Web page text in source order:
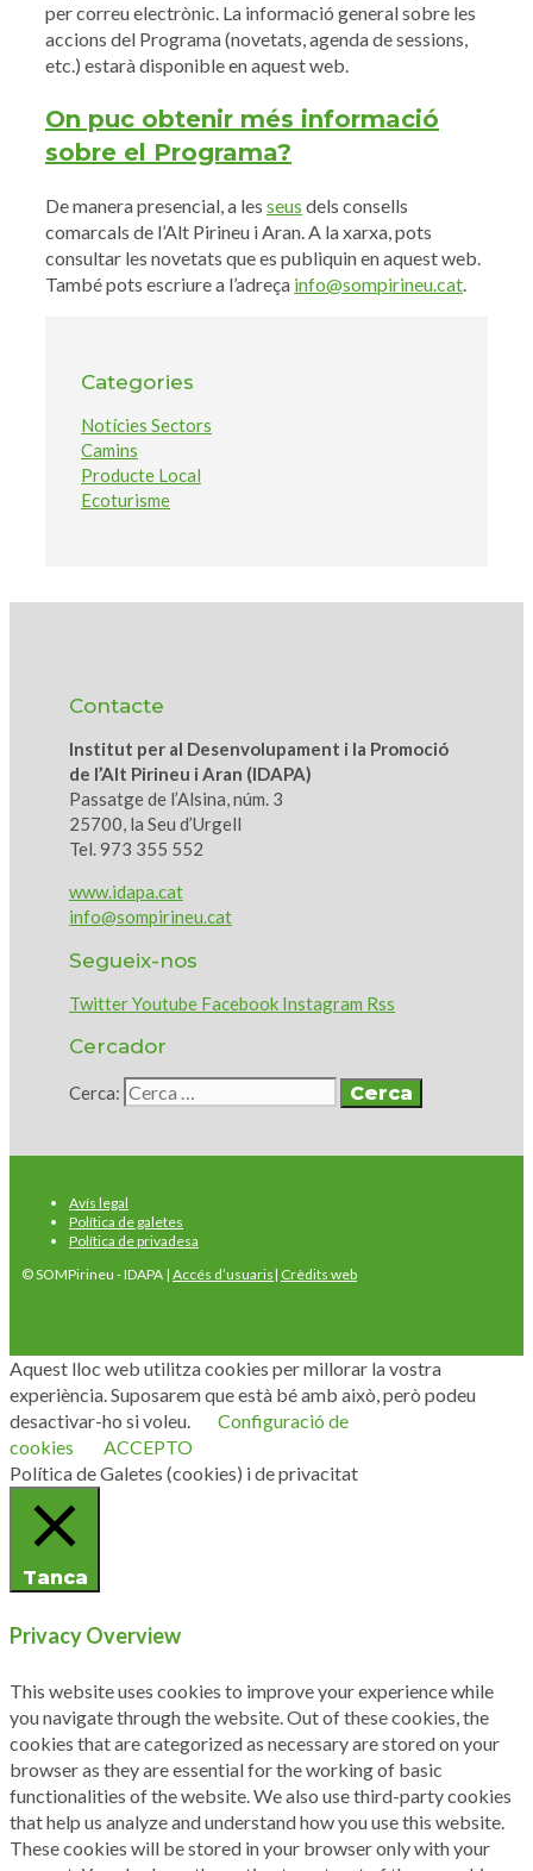
per correu electrònic. La informació general sobre les
accions del Programa (novetats, agenda de sessions,
etc.) estarà disponible en aquest web.
On puc obtenir més informació
sobre el Programa?
De manera presencial, a les seus dels consells
comarcals de l’Alt Pirineu i Aran. A la xarxa, pots
consultar les novetats que es publiquin en aquest web.
També pots escriure a l’adreça info@sompirineu.cat.
Categories
Notícies Sectors
Camins
Producte Local
Ecoturisme
Contacte
Institut per al Desenvolupament i la Promoció
de l’Alt Pirineu i Aran (IDAPA)
Passatge de l’Alsina, núm. 3
25700, la Seu d’Urgell
Tel. 973 355 552
www.idapa.cat
info@sompirineu.cat
Segueix-nos
TwitterYoutube Facebook Instagram Rss
Cercador
Cerca:
Avís legal
Política de galetes
Política de privadesa
© SOMPirineu - IDAPA | Accés d’usuaris| Crèdits web
Aquest lloc web utilitza cookies per millorar la vostra
experiència. Suposarem que està bé amb això, però podeu
desactivar-ho si voleu.
Configuració de
cookies
ACCEPTO
Política de Galetes (cookies) i de privacitat
Tanca
Privacy Overview
This website uses cookies to improve your experience while
you navigate through the website. Out of these cookies, the
cookies that are categorized as necessary are stored on your
browser as they are essential for the working of basic
functionalities of the website. We also use third-party cookies
that help us analyze and understand how you use this website.
These cookies will be stored in your browser only with your